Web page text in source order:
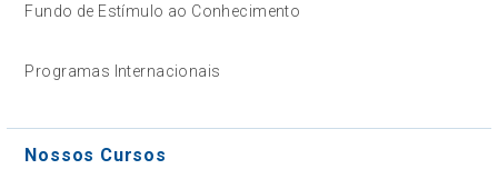
Fundo de Estímulo ao Conhecimento
Programas Internacionais
Nossos Cursos